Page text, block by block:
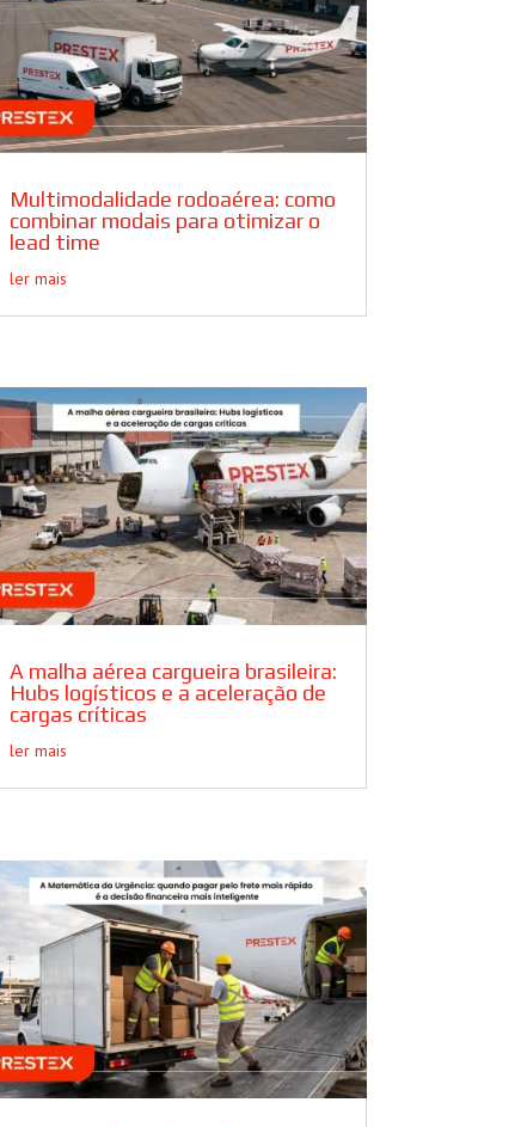
Multimodalidade rodoaérea: como
combinar modais para otimizar o
lead time
ler mais
A malha aérea cargueira brasileira:
Hubs logísticos e a aceleração de
cargas críticas
ler mais